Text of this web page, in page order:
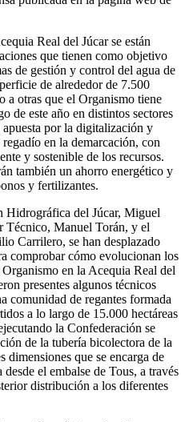
Real del Júcar se están
que tienen como objetivo
de gestión y control del agua de
de alrededor de 7.500
a otras que el Organismo tiene
de este año en distintos sectores
por la digitalización y
en la demarcación, con
y sostenible de los recursos.
también un ahorro energético y
y fertilizantes.
Hidrográfica del Júcar, Miguel
Técnico, Manuel Torán, y el
Carrilero, se han desplazado
comprobar cómo evolucionan los
en la Acequia Real del
presentes algunos técnicos
comunidad de regantes formada
a lo largo de 15.000 hectáreas
la Confederación se
de la tubería bicolectora de la
dimensiones que se encarga de
el embalse de Tous, a través
distribución a los diferentes